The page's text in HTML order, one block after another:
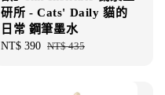
研所 - Cats' Daily 貓的
日常 鋼筆墨水
Sale
NT$ 390 Regular
NT$ 435